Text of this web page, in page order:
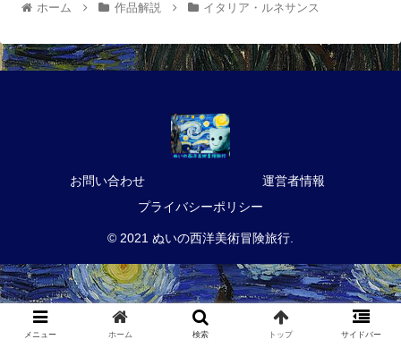
ホーム 作品解説 イタリア・ルネサンス
お問い合わせ
運営者情報
プライバシーポリシー
© 2021 ぬいの西洋美術冒険旅行.
メニュー ホーム 検索 トップ サイドバー